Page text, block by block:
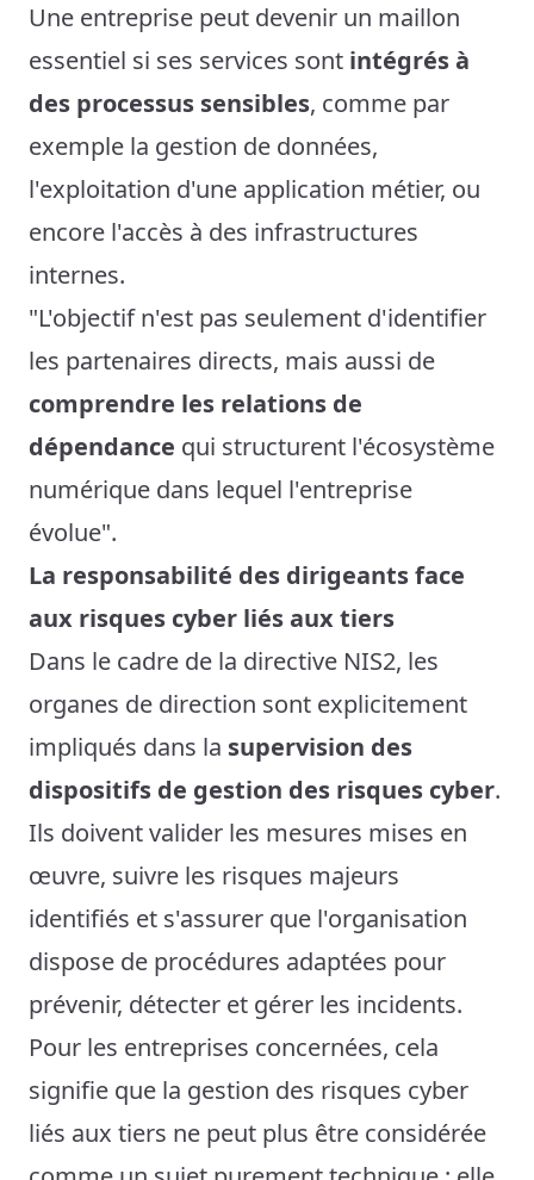
Une entreprise peut devenir un maillon
essentiel si ses services sont intégrés à
des processus sensibles, comme par
exemple la gestion de données,
l'exploitation d'une application métier, ou
encore l'accès à des infrastructures
internes.
"L'objectif n'est pas seulement d'identifier
les partenaires directs, mais aussi de
comprendre les relations de
dépendance qui structurent l'écosystème
numérique dans lequel l'entreprise
évolue".
La responsabilité des dirigeants face
aux risques cyber liés aux tiers
Dans le cadre de la directive NIS2, les
organes de direction sont explicitement
impliqués dans la supervision des
dispositifs de gestion des risques cyber.
Ils doivent valider les mesures mises en
œuvre, suivre les risques majeurs
identifiés et s'assurer que l'organisation
dispose de procédures adaptées pour
prévenir, détecter et gérer les incidents.
Pour les entreprises concernées, cela
signifie que la gestion des risques cyber
liés aux tiers ne peut plus être considérée